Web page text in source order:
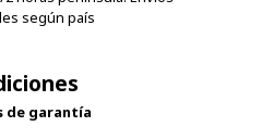
garantía